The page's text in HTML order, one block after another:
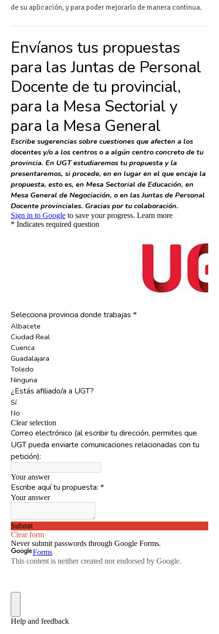
de su aplicación, y para poder mejorarlo de manera continua.